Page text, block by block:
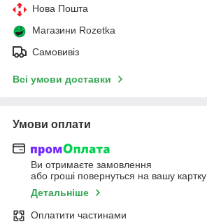
Нова Пошта
Магазини Rozetka
Самовивіз
Всі умови доставки
Умови оплати
Ви отримаєте замовлення
або гроші повернуться на вашу картку
Детальніше
Оплатити частинами